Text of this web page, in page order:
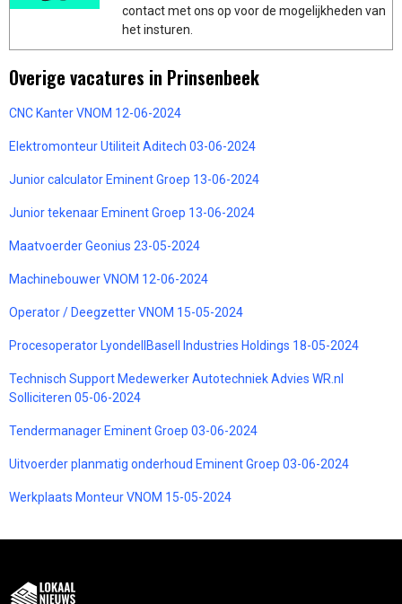
contact met ons op voor de mogelijkheden van
het insturen.
Overige vacatures in Prinsenbeek
CNC Kanter VNOM 12-06-2024
Elektromonteur Utiliteit Aditech 03-06-2024
Junior calculator Eminent Groep 13-06-2024
Junior tekenaar Eminent Groep 13-06-2024
Maatvoerder Geonius 23-05-2024
Machinebouwer VNOM 12-06-2024
Operator / Deegzetter VNOM 15-05-2024
Procesoperator LyondellBasell Industries Holdings 18-05-2024
Technisch Support Medewerker Autotechniek Advies WR.nl
Solliciteren 05-06-2024
Tendermanager Eminent Groep 03-06-2024
Uitvoerder planmatig onderhoud Eminent Groep 03-06-2024
Werkplaats Monteur VNOM 15-05-2024